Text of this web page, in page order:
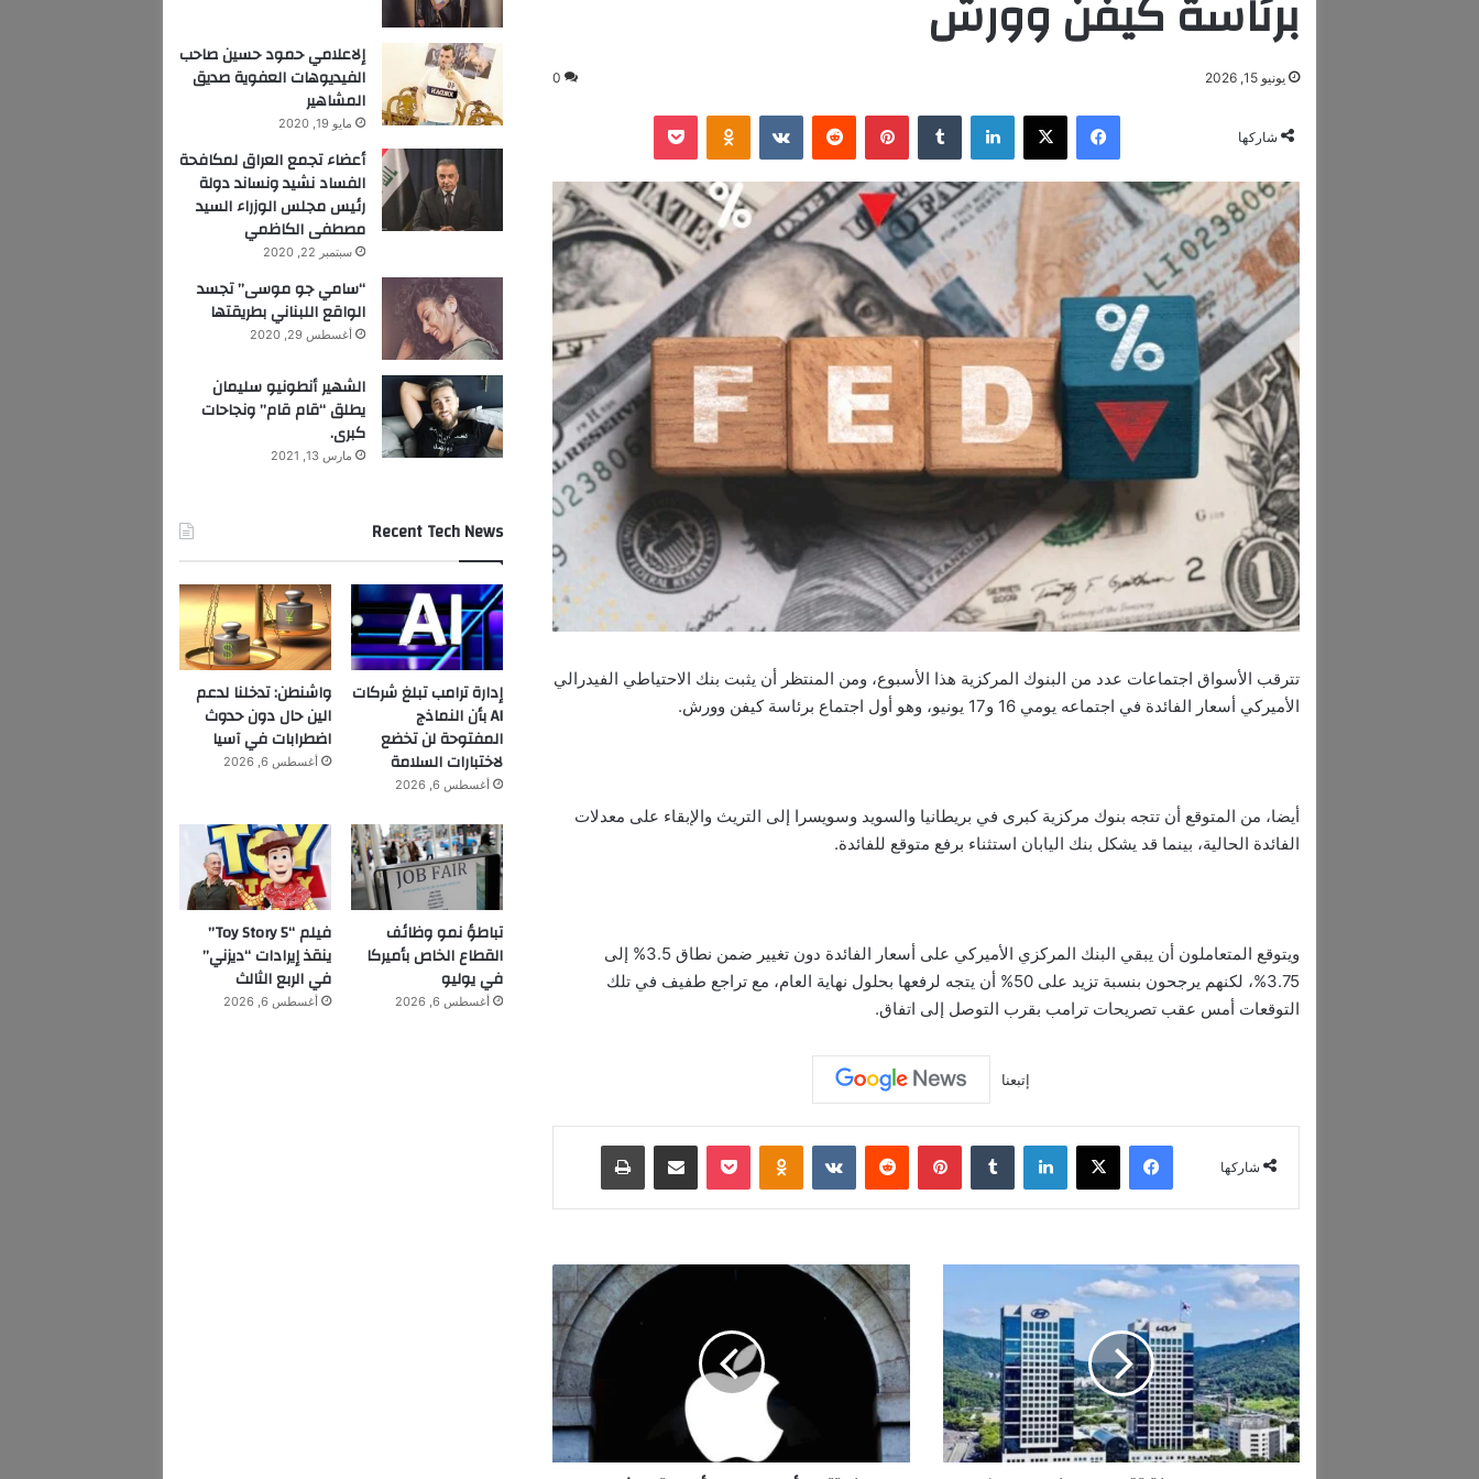
برئاسة كيفن وورش
يونيو 15, 2026 0
شاركها
فيسبوك ‫X لينكدإن ‏Tumblr بينتيريست ‏Reddit
‏VKontakte
Odnoklassniki
‫Pocket
تترقب الأسواق اجتماعات عدد من البنوك المركزية هذا الأسبوع، ومن المنتظر أن يثبت بنك الاحتياطي الفيدرالي
الأميركي أسعار الفائدة في اجتماعه يومي 16 و17 يونيو، وهو أول اجتماع برئاسة كيفن وورش.
أيضا، من المتوقع أن تتجه بنوك مركزية كبرى في بريطانيا والسويد وسويسرا إلى التريث والإبقاء على معدلات
الفائدة الحالية، بينما قد يشكل بنك اليابان استثناء برفع متوقع للفائدة.
ويتوقع المتعاملون أن يبقي البنك المركزي الأميركي على أسعار الفائدة دون تغيير ضمن نطاق 3.5% إلى
3.75%، لكنهم يرجحون بنسبة تزيد على 50% أن يتجه لرفعها بحلول نهاية العام، مع تراجع طفيف في تلك
التوقعات أمس عقب تصريحات ترامب بقرب التوصل إلى اتفاق.
إتبعنا
شاركها
فيسبوك ‫X لينكدإن ‏Tumblr بينتيريست ‏Reddit
‏VKontakte
Odnoklassniki
‫Pocket مشاركة عبر البريد طباعة
ا
ل
س
ي
ا
ر
ا
ت
ا
ا
ل
ه
ن
د
ت
ه
م
إلاعلامي حمود حسين صاحب
الفيديوهات العفوية صديق
المشاهير
مايو 19, 2020
أعضاء تجمع العراق لمكافحة
الفساد نشيد ونساند دولة
رئيس مجلس الوزراء السيد
مصطفى الكاظمي
سبتمبر 22, 2020
“سامي جو موسى” تجسد
الواقع اللبناني بطريقتها
أغسطس 29, 2020
الشهير أنطونيو سليمان
يطلق “قام قام” ونجاحات
كبرى.
مارس 13, 2021
Recent Tech News
إدارة ترامب تبلغ شركات
AI بأن النماذج
المفتوحة لن تخضع
لاختبارات السلامة
أغسطس 6, 2026
واشنطن: تدخلنا لدعم
الين حال دون حدوث
اضطرابات في آسيا
أغسطس 6, 2026
تباطؤ نمو وظائف
القطاع الخاص بأميركا
في يوليو
أغسطس 6, 2026
فيلم “Toy Story 5”
ينقذ إيرادات “ديزني”
في الربع الثالث
أغسطس 6, 2026